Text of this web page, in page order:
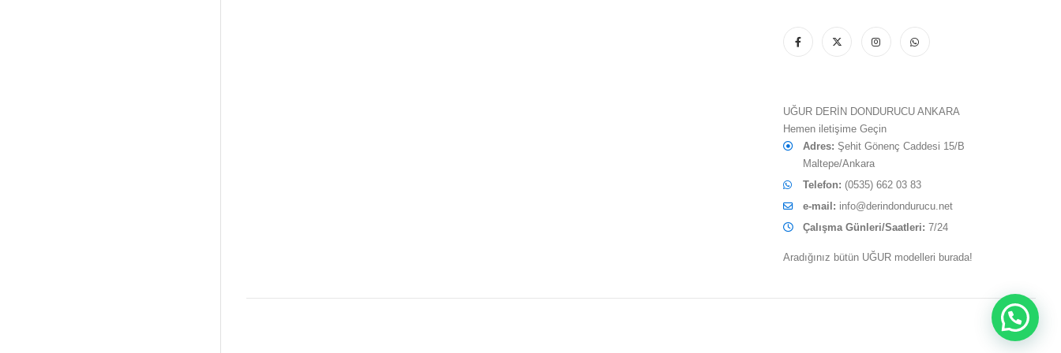
UĞUR DERİN DONDURUCU ANKARA
Hemen iletişime Geçin
Adres: Şehit Gönenç Caddesi 15/B
Maltepe/Ankara
Telefon: (0535) 662 03 83
e-mail: info@derindondurucu.net
Çalışma Günleri/Saatleri: 7/24
Aradığınız bütün UĞUR modelleri burada!